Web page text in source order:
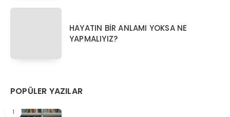
HAYATIN BİR ANLAMI YOKSA NE
YAPMALIYIZ?
POPÜLER YAZILAR
1